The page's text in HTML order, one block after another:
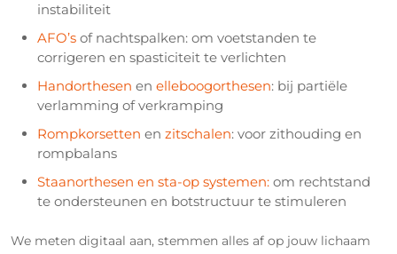
instabiliteit
AFO’s of nachtspalken: om voetstanden te
corrigeren en spasticiteit te verlichten
Handorthesen en elleboogorthesen: bij partiële
verlamming of verkramping
Rompkorsetten en zitschalen: voor zithouding en
rompbalans
Staanorthesen en sta-op systemen: om rechtstand
te ondersteunen en botstructuur te stimuleren
We meten digitaal aan, stemmen alles af op jouw lichaam